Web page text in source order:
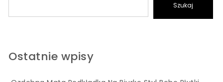
Szukaj
Ostatnie wpisy